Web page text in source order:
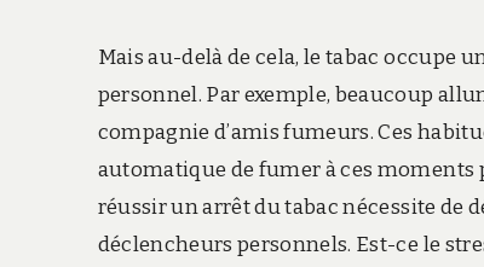
Mais au-delà de cela, le tabac occupe
personnel. Par exemple, beaucoup
compagnie d’amis fumeurs. Ces
automatique de fumer à ces moments
réussir un arrêt du tabac nécessite de
déclencheurs personnels. Est-ce le